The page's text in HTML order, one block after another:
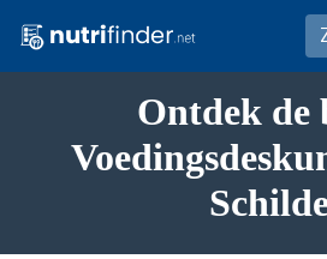
Ontdek de